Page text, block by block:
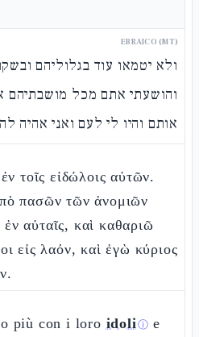
EBRAICO (MT)
ולא יטמאו עוד בגלוליהם
והושעתי אתם מכל מושבתיהם
אותם והיו לי לעם ואני אהיה
τοῖς εἰδώλοις αὐτῶν.
πασῶν τῶν ἀνομιῶν
αὐταῖς, καὶ καθαριῶ
εἰς λαόν, καὶ ἐγὼ κύριος
più con i loro idoliⓘ e